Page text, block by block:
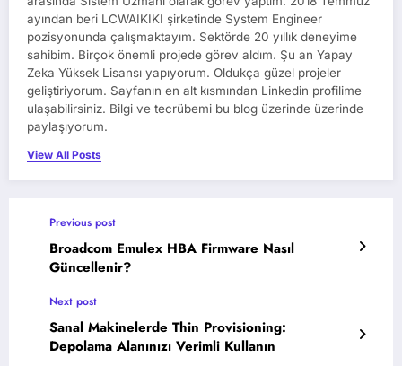
ayından beri LCWAIKIKI şirketinde System Engineer
pozisyonunda çalışmaktayım. Sektörde 20 yıllık deneyime
sahibim. Birçok önemli projede görev aldım. Şu an Yapay
Zeka Yüksek Lisansı yapıyorum. Oldukça güzel projeler
geliştiriyorum. Sayfanın en alt kısmından Linkedin profilime
ulaşabilirsiniz. Bilgi ve tecrübemi bu blog üzerinde üzerinde
paylaşıyorum.
View All Posts
Previous post
Broadcom Emulex HBA Firmware Nasıl
Güncellenir?
Next post
Sanal Makinelerde Thin Provisioning:
Depolama Alanınızı Verimli Kullanın